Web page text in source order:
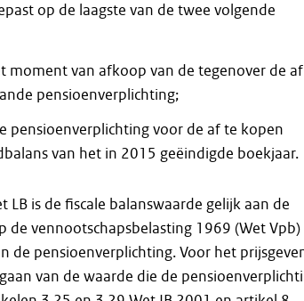
op de laagste van de twee volgende
moment van afkoop van de tegenover de
pensioenverplichting;
pensioenverplichting voor de af te kopen
van het in 2015 geëindigde boekjaar.
LB is de fiscale balanswaarde gelijk aan de
de vennootschapsbelasting 1969 (Wet Vpb)
de pensioenverplichting. Voor het
van de waarde die de